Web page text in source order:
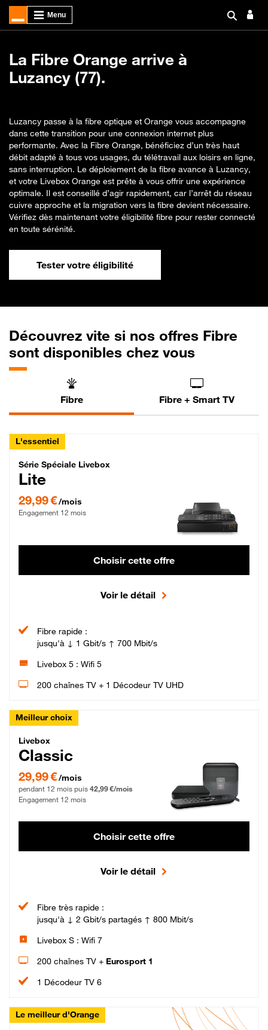
La Fibre Orange arrive à
Luzancy (77).
Luzancy passe à la fibre optique et Orange vous accompagne
dans cette transition pour une connexion internet plus
performante. Avec la Fibre Orange, bénéficiez d’un très haut
débit adapté à tous vos usages, du télétravail aux loisirs en ligne,
sans interruption. Le déploiement de la fibre avance à Luzancy,
et votre Livebox Orange est prête à vous offrir une expérience
optimale. Il est conseillé d’agir rapidement, car l’arrêt du réseau
cuivre approche et la migration vers la fibre devient nécessaire.
Vérifiez dès maintenant votre éligibilité fibre pour rester connecté
en toute sérénité.
Tester votre éligibilité
Découvrez vite si nos offres Fibre
sont disponibles chez vous
Fibre Fibre + Smart TV
L'essentiel
Série Spéciale Livebox Lite Fibre
Série Spéciale Livebox
Lite
29,99 €/mois
Engagement 12 mois
Choisir cette offre
Voir le détail
Fibre rapide :
jusqu'à ↓ 1 Gbit/s ↑ 700 Mbit/s
Livebox 5 : Wifi 5
200 chaînes TV + 1 Décodeur TV UHD
Meilleur choix
Livebox Classic Fibre
Livebox
Classic
29,99 € par mois pendant 12 mois puis 42,99 € par mois, Engagement 12 mois
29,99 €/mois
pendant 12 mois puis 42,99 €/mois
Engagement 12 mois
Choisir cette offre
Voir le détail
Fibre très rapide :
jusqu'à ↓ 2 Gbit/s partagés ↑ 800 Mbit/s
Livebox S : Wifi 7
200 chaînes TV + Eurosport 1
1 Décodeur TV 6
Le meilleur d'Orange